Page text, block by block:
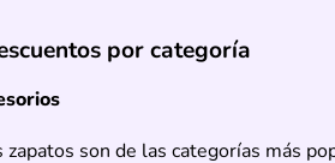
por categoría
zapatos son de las categorías más